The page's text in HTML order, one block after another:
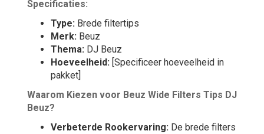
Specificaties:
Type: Brede filtertips
Merk: Beuz
Thema: DJ Beuz
Hoeveelheid: [Specificeer hoeveelheid in
pakket]
Waarom Kiezen voor Beuz Wide Filters Tips DJ
Beuz?
Verbeterde Rookervaring: De brede filters